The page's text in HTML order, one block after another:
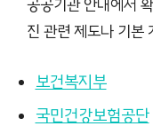
공공기관 안내에서
진 관련 제도나 기본
보건복지부
국민건강보험공단